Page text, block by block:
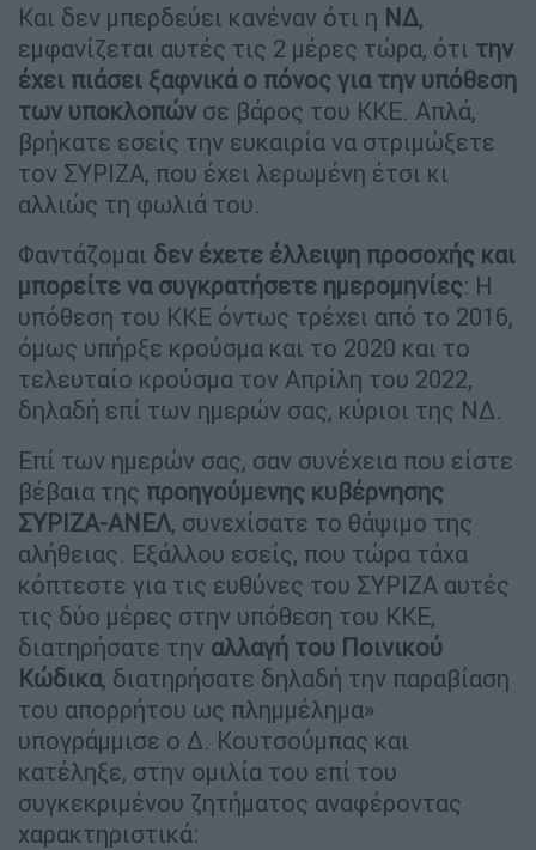
Και δεν μπερδεύει κανέναν ότι η ΝΔ,
εμφανίζεται αυτές τις 2 μέρες τώρα, ότι την
έχει πιάσει ξαφνικά ο πόνος για την υπόθεση
των υποκλοπών σε βάρος του ΚΚΕ. Απλά,
βρήκατε εσείς την ευκαιρία να στριμώξετε
τον ΣΥΡΙΖΑ, που έχει λερωμένη έτσι κι
αλλιώς τη φωλιά του.
Φαντάζομαι δεν έχετε έλλειψη προσοχής και
μπορείτε να συγκρατήσετε ημερομηνίες: Η
υπόθεση του ΚΚΕ όντως τρέχει από το 2016,
όμως υπήρξε κρούσμα και το 2020 και το
τελευταίο κρούσμα τον Απρίλη του 2022,
δηλαδή επί των ημερών σας, κύριοι της ΝΔ.
Επί των ημερών σας, σαν συνέχεια που είστε
βέβαια της προηγούμενης κυβέρνησης
ΣΥΡΙΖΑ-ΑΝΕΛ, συνεχίσατε το θάψιμο της
αλήθειας. Εξάλλου εσείς, που τώρα τάχα
κόπτεστε για τις ευθύνες του ΣΥΡΙΖΑ αυτές
τις δύο μέρες στην υπόθεση του ΚΚΕ,
διατηρήσατε την αλλαγή του Ποινικού
Κώδικα, διατηρήσατε δηλαδή την παραβίαση
του απορρήτου ως πλημμέλημα»
υπογράμμισε ο Δ. Κουτσούμπας και
κατέληξε, στην ομιλία του επί του
συγκεκριμένου ζητήματος αναφέροντας
χαρακτηριστικά: